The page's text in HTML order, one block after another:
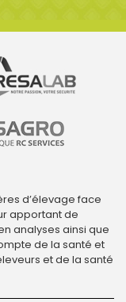
d’élevage face
apportant de
analyses ainsi que
de la santé et
et de la santé